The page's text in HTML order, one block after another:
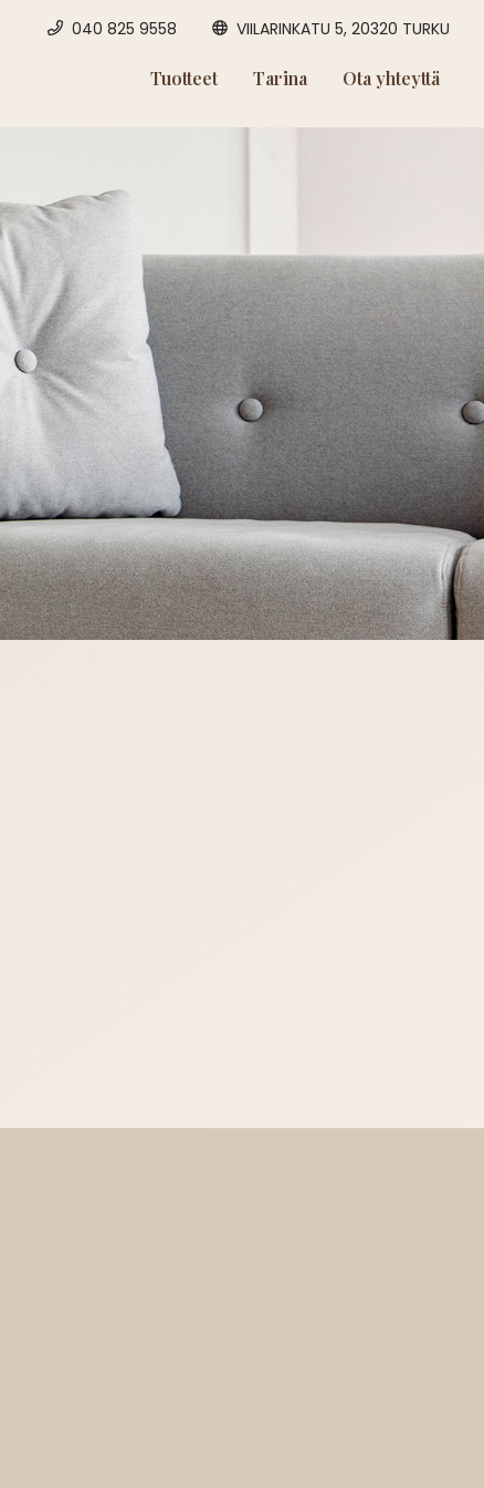
040 825 9558 VIILARINKATU 5, 20320 TURKU
Tuotteet Tarina Ota yhteyttä